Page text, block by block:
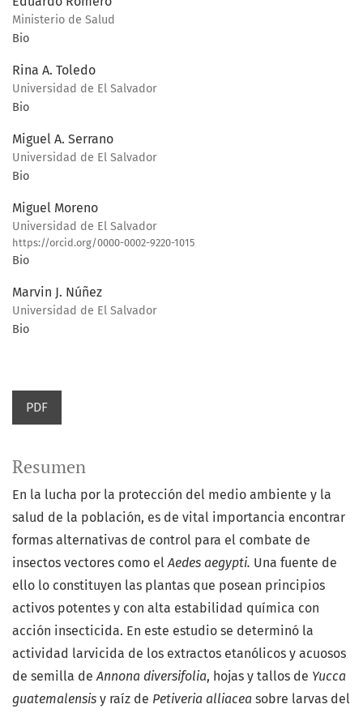
Ministerio de Salud
Bio
Rina A. Toledo
Universidad de El Salvador
Bio
Miguel A. Serrano
Universidad de El Salvador
Bio
Miguel Moreno
Universidad de El Salvador
https://orcid.org/0000-0002-9220-1015
Bio
Marvin J. Núñez
Universidad de El Salvador
Bio
PDF
Resumen
En la lucha por la protección del medio ambiente y la
salud de la población, es de vital importancia encontrar
formas alternativas de control para el combate de
insectos vectores como elAedes aegypti. Una fuente de
ello lo constituyen las plantas que posean principios
activos potentes y con alta estabilidad química con
acción insecticida. En este estudio se determinó la
actividad larvicida de los extractos etanólicos y acuosos
de semilla deAnnona diversifolia, hojas y tallos de Yucca
guatemalensis y raíz de Petiveria alliacea sobre larvas del